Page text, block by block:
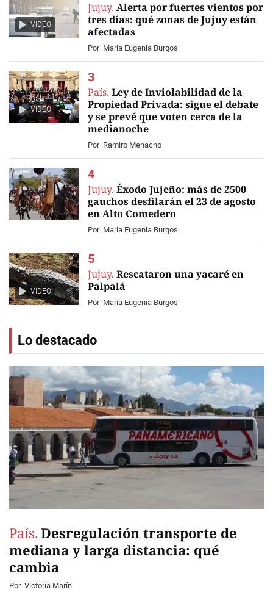
VIDEO
Jujuy. Alerta por fuertes vientos por
tres días: qué zonas de Jujuy están
afectadas
Por Maria Eugenia Burgos
VIDEO
País. Ley de Inviolabilidad de la
Propiedad Privada: sigue el debate
y se prevé que voten cerca de la
medianoche
Por Ramiro Menacho
Jujuy. Éxodo Jujeño: más de 2500
gauchos desfilarán el 23 de agosto
en Alto Comedero
Por Maria Eugenia Burgos
VIDEO
Jujuy. Rescataron una yacaré en
Palpalá
Por Maria Eugenia Burgos
Lo destacado
País. Desregulación transporte de
mediana y larga distancia: qué
cambia
Por Victoria Marín